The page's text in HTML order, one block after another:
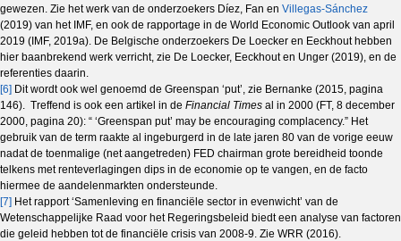
gewezen. Zie het werk van de onderzoekers Díez, Fan en Villegas-Sánchez
(2019) van het IMF, en ook de rapportage in de World Economic Outlook van april
2019 (IMF, 2019a). De Belgische onderzoekers De Loecker en Eeckhout hebben
hier baanbrekend werk verricht, zie De Loecker, Eeckhout en Unger (2019), en de
referenties daarin.
[6] Dit wordt ook wel genoemd de Greenspan ‘put’, zie Bernanke (2015, pagina
146). Treffend is ook een artikel in de Financial Times al in 2000 (FT, 8 december
2000, pagina 20): “ ‘Greenspan put’ may be encouraging complacency.” Het
gebruik van de term raakte al ingeburgerd in de late jaren 80 van de vorige eeuw
nadat de toenmalige (net aangetreden) FED chairman grote bereidheid toonde
telkens met renteverlagingen dips in de economie op te vangen, en de facto
hiermee de aandelenmarkten ondersteunde.
[7] Het rapport ‘Samenleving en financiële sector in evenwicht’ van de
Wetenschappelijke Raad voor het Regeringsbeleid biedt een analyse van factoren
die geleid hebben tot de financiële crisis van 2008-9. Zie WRR (2016).